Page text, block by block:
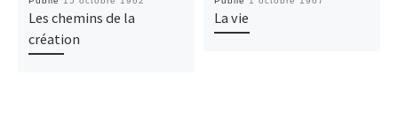
Les chemins de la
création
La vie